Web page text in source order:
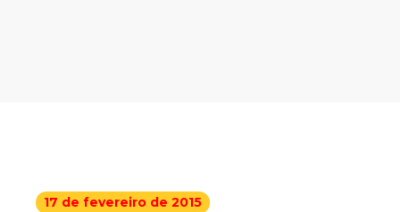
17 de fevereiro de 2015